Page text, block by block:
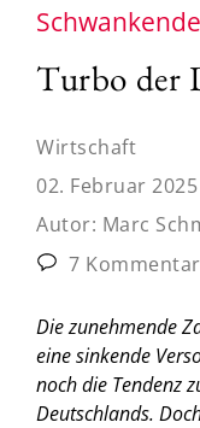
Turbo der
Wirtschaft
02. Februar 2025
Autor: Marc
7
Die zunehmende
eine sinkende
noch die Tendenz
Deutschlands.